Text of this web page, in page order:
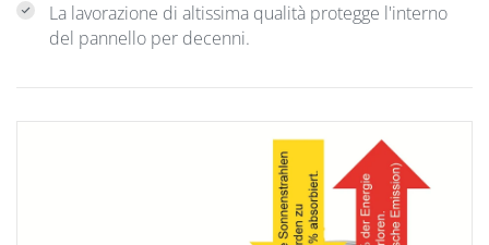
La lavorazione di altissima qualità protegge l'interno
del pannello per decenni.